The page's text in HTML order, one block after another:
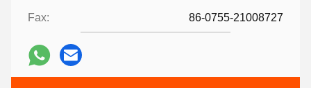
Fax: 86-0755-21008727